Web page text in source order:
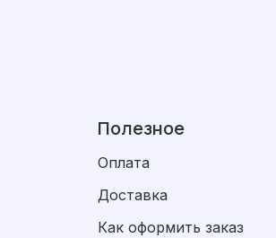
Полезное
Оплата
Доставка
Как оформить заказ